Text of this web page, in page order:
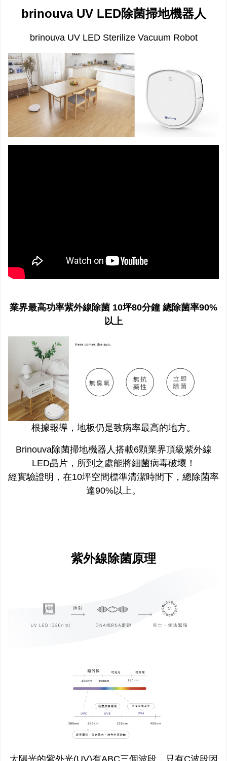
brinouva UV LED除菌掃地機器人
brinouva UV LED Sterilize Vacuum Robot
業界最高功率紫外線除菌 10坪80分鐘 總除菌率90%
以上
根據報導，地板仍是致病率最高的地方。
Brinouva除菌掃地機器人搭載6顆業界頂級紫外線
LED晶片，所到之處能將細菌病毒破壞！
經實驗證明，在10坪空間標準清潔時間下，總除菌率
達90%以上。
紫外線除菌原理